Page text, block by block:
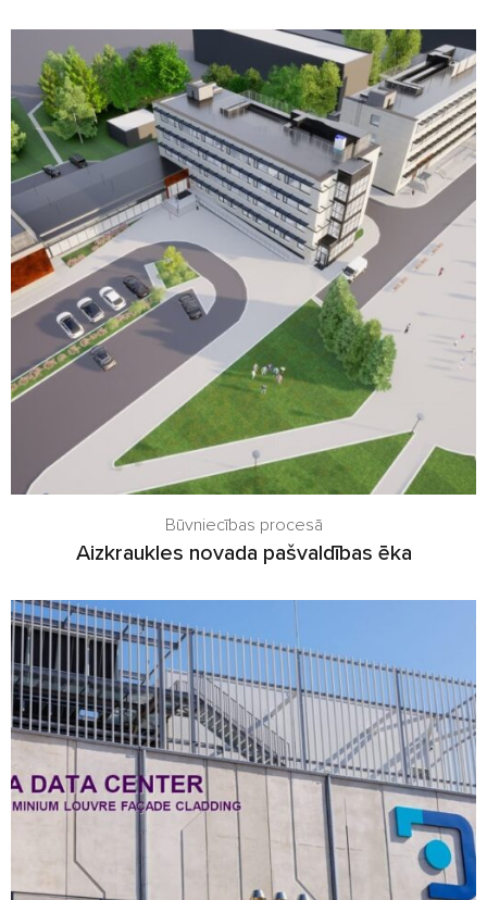
Būvniecības procesā
Aizkraukles novada pašvaldības ēka